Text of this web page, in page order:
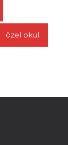
özel okul